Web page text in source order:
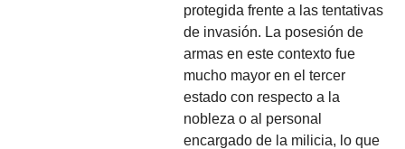
protegida frente a las tentativas
de invasión. La posesión de
armas en este contexto fue
mucho mayor en el tercer
estado con respecto a la
nobleza o al personal
encargado de la milicia, lo que